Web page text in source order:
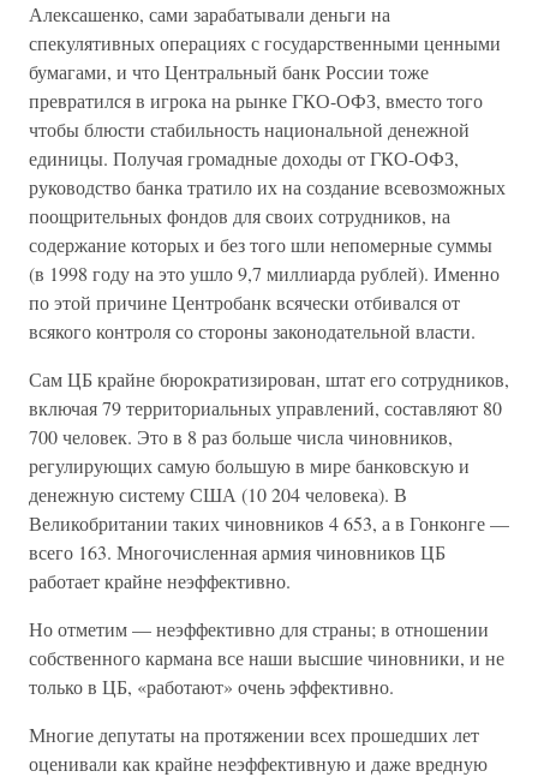
Алексашенко, сами зарабатывали деньги на
спекулятивных операциях с государственными ценными
бумагами, и что Центральный банк России тоже
превратился в игрока на рынке ГКО-ОФЗ, вместо того
чтобы блюсти стабильность национальной денежной
единицы. Получая громадные доходы от ГКО-ОФЗ,
руководство банка тратило их на создание всевозможных
поощрительных фондов для своих сотрудников, на
содержание которых и без того шли непомерные суммы
(в 1998 году на это ушло 9,7 миллиарда рублей). Именно
по этой причине Центробанк всячески отбивался от
всякого контроля со стороны законодательной власти.
Сам ЦБ крайне бюрократизирован, штат его сотрудников,
включая 79 территориальных управлений, составляют 80
700 человек. Это в 8 раз больше числа чиновников,
регулирующих самую большую в мире банковскую и
денежную систему США (10 204 человека). В
Великобритании таких чиновников 4 653, а в Гонконге —
всего 163. Многочисленная армия чиновников ЦБ
работает крайне неэффективно.
Но отметим — неэффективно для страны; в отношении
собственного кармана все наши высшие чиновники, и не
только в ЦБ, «работают» очень эффективно.
Многие депутаты на протяжении всех прошедших лет
оценивали как крайне неэффективную и даже вредную